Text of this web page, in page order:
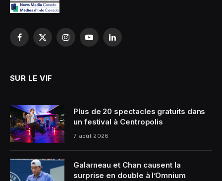
Facebook
X
InstagramYouTubeLinkedIn
SUR LE VIF
Plus de 20 spectacles gratuits dans
un festival à Centropolis
7 août 2026
Galarneau et Chan causent la
surprise en double à l’Omnium